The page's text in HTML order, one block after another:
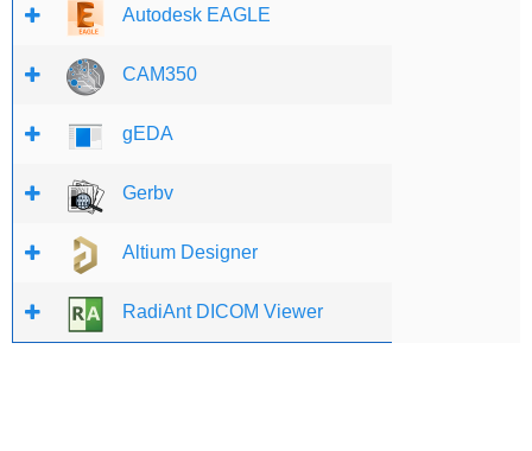
Autodesk EAGLE
CAM350
gEDA
Gerbv
Altium Designer
RadiAnt DICOM Viewer